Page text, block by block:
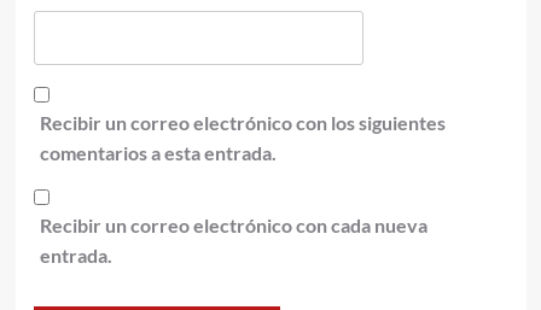
Recibir un correo electrónico con los siguientes
comentarios a esta entrada.
Recibir un correo electrónico con cada nueva
entrada.